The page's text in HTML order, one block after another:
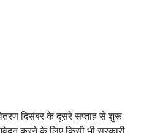
दिसंबर के दूसरे सप्ताह से शुरू